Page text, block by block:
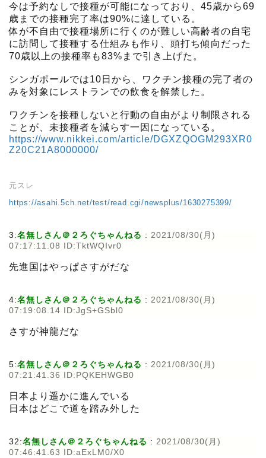
今は予約なしで接種が可能になっており、45歳から69
歳までの接種完了率は90%に達している。
体が不自由で接種場所に行くのが難しい高齢者の自宅
に訪問して接種する仕組みも作り、頭打ち傾向だった
70歳以上の接種率も83%まで引き上げた。
シンガポールでは10日から、ワクチン接種の完了者の
みを対象にレストランでの飲食を解禁した。
ワクチンを接種しないと行動の自由がより制限される
ことが、未接種者を減らす一因になっている。
https://www.nikkei.com/article/DGXZQOGM293XR0
Z20C21A8000000/
元スレ
https://asahi.5ch.net/test/read.cgi/newsplus/1630275399/
3:名無しさん＠２ろぐちゃんねる : 2021/08/30(月)
07:17:11.08 ID:TktWQIvr0
先進国はやっぱさすがだな
4:名無しさん＠２ろぐちゃんねる : 2021/08/30(月)
07:19:08.14 ID:JgS+GSbl0
さすが神龍だな
5:名無しさん＠２ろぐちゃんねる : 2021/08/30(月)
07:21:41.36 ID:PQKEHWGB0
日本より遥かに進んでいる
日本はどこで道を踏み外した
32:名無しさん＠２ろぐちゃんねる : 2021/08/30(月)
07:46:41.63 ID:aExLM0/X0